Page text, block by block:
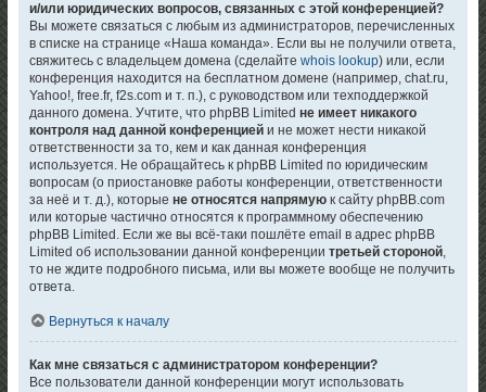
и/или юридических вопросов, связанных с этой конференцией?
Вы можете связаться с любым из администраторов, перечисленных
в списке на странице «Наша команда». Если вы не получили ответа,
свяжитесь с владельцем домена (сделайтеwhois lookup) или, если
конференция находится на бесплатном домене (например, chat.ru,
Yahoo!, free.fr, f2s.com и т. п.), с руководством или техподдержкой
данного домена. Учтите, что phpBB Limitedне имеет никакого
контроля над данной конференцией и не может нести никакой
ответственности за то, кем и как данная конференция
используется. Не обращайтесь к phpBB Limited по юридическим
вопросам (о приостановке работы конференции, ответственности
за неё и т. д.), которыене относятся напрямую к сайту phpBB.com
или которые частично относятся к программному обеспечению
phpBB Limited. Если же вы всё-таки пошлёте email в адрес phpBB
Limited об использовании данной конференциитретьей стороной,
то не ждите подробного письма, или вы можете вообще не получить
ответа.
Вернуться к началу
Как мне связаться с администратором конференции?
Все пользователи данной конференции могут использовать